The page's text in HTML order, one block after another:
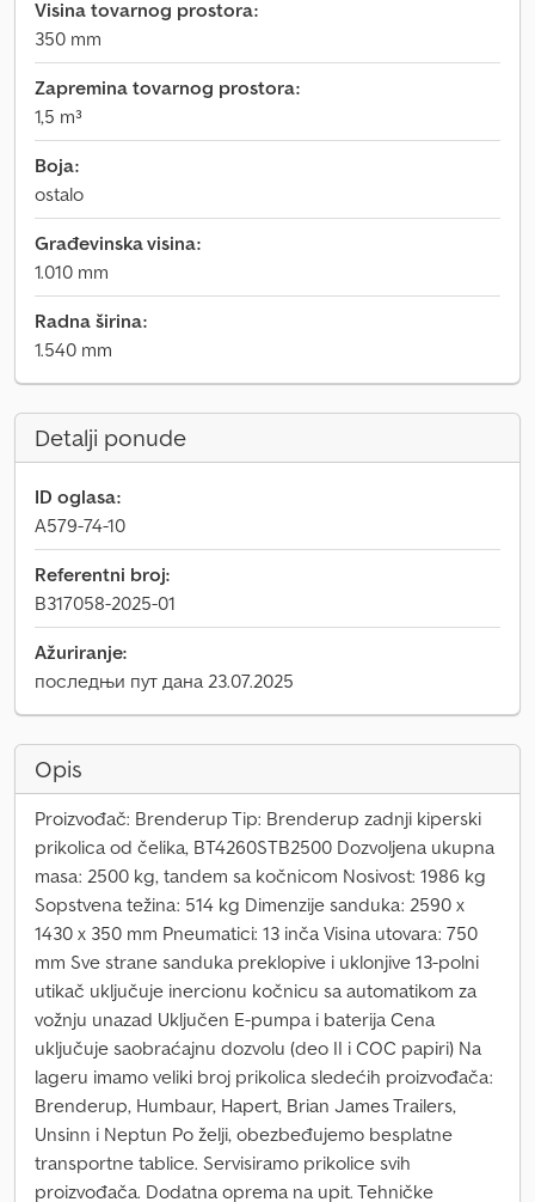
Visina tovarnog prostora:
350 mm
Zapremina tovarnog prostora:
1,5 m³
Boja:
ostalo
Građevinska visina:
1.010 mm
Radna širina:
1.540 mm
Detalji ponude
ID oglasa:
A579-74-10
Referentni broj:
B317058-2025-01
Ažuriranje:
последњи пут дана 23.07.2025
Opis
Proizvođač: Brenderup Tip: Brenderup zadnji kiperski
prikolica od čelika, BT4260STB2500 Dozvoljena ukupna
masa: 2500 kg, tandem sa kočnicom Nosivost: 1986 kg
Sopstvena težina: 514 kg Dimenzije sanduka: 2590 x
1430 x 350 mm Pneumatici: 13 inča Visina utovara: 750
mm Sve strane sanduka preklopive i uklonjive 13-polni
utikač uključuje inercionu kočnicu sa automatikom za
vožnju unazad Uključen E-pumpa i baterija Cena
uključuje saobraćajnu dozvolu (deo II i COC papiri) Na
lageru imamo veliki broj prikolica sledećih proizvođača:
Brenderup, Humbaur, Hapert, Brian James Trailers,
Unsinn i Neptun Po želji, obezbeđujemo besplatne
transportne tablice. Servisiramo prikolice svih
proizvođača. Dodatna oprema na upit. Tehničke